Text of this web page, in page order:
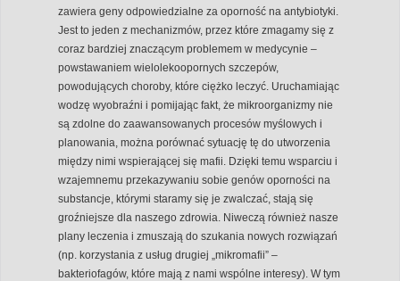
zawiera geny odpowiedzialne za oporność na antybiotyki.
Jest to jeden z mechanizmów, przez które zmagamy się z
coraz bardziej znaczącym problemem w medycynie –
powstawaniem wielolekoopornych szczepów,
powodujących choroby, które ciężko leczyć. Uruchamiając
wodzę wyobraźni i pomijając fakt, że mikroorganizmy nie
są zdolne do zaawansowanych procesów myślowych i
planowania, można porównać sytuację tę do utworzenia
między nimi wspierającej się mafii. Dzięki temu wsparciu i
wzajemnemu przekazywaniu sobie genów oporności na
substancje, którymi staramy się je zwalczać, stają się
groźniejsze dla naszego zdrowia. Niweczą również nasze
plany leczenia i zmuszają do szukania nowych rozwiązań
(np. korzystania z usług drugiej „mikromafii” –
bakteriofagów, które mają z nami wspólne interesy). W tym